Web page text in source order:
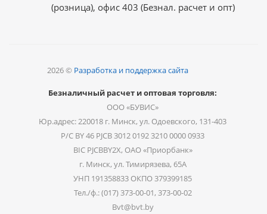
(розница), офис 403 (Безнал. расчет и опт)
2026 © Разработка и поддержка сайта
Безналичный расчет и оптовая торговля:
ООО «БУВИС»
Юр.адрес: 220018 г. Минск, ул. Одоевского, 131-403
Р/С BY 46 PJCB 3012 0192 3210 0000 0933
BIC PJCBBY2X, ОАО «Приорбанк»
г. Минск, ул. Тимирязева, 65А
УНП 191358833 ОКПО 379399185
Тел./ф.: (017) 373-00-01, 373-00-02
Bvt@bvt.by